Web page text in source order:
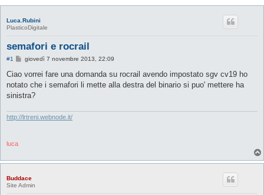
Luca.Rubini
PlasticoDigitale
semafori e rocrail
#1
M
s
a
g
o
giovedì 7 novembre 2013, 22:09
Ciao vorrei fare una domanda su rocrail avendo impostato sgv cv19 ho
notato che i semafori li mette alla destra del binario si puo' mettere ha
sinistra?
http://lrtreni.webnode.it/
luca
Buddace
Site Admin